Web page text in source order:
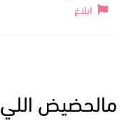
مالحضيض
ابلاغ